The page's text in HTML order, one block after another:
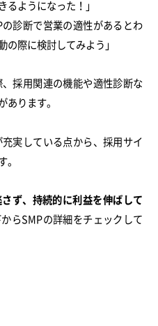
ようになった！」
の診断で営業の適性があるとわ
際に検討してみよう」
採用関連の機能や適性診断な
ります。
実している点から、採用サイ
ず、持続的に利益を伸ばして
らSMPの詳細をチェックして